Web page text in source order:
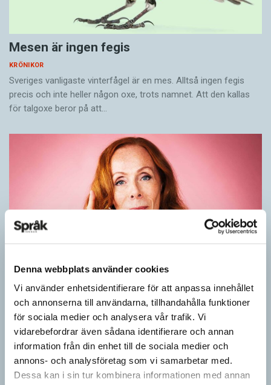
Denna webbplats använder cookies
Vi använder enhetsidentifierare för att anpassa innehållet
och annonserna till användarna, tillhandahålla funktioner
för sociala medier och analysera vår trafik. Vi
vidarebefordrar även sådana identifierare och annan
information från din enhet till de sociala medier och
annons- och analysföretag som vi samarbetar med.
Dessa kan i sin tur kombinera informationen med annan
Mesen är ingen fegis
KRÖNIKOR
Sveriges vanligaste vinterfågel är en mes. Alltså ingen fegis
precis och inte heller någon oxe, trots namnet. Att den kallas
för talgoxe beror på att…
Rör inte mitt asså!
KRÖNIKOR
Vet ni vad småord är? Ja, det är små ord. Låt mig förklara vad
jag i dag menar med småord. Jag vet att jag i…